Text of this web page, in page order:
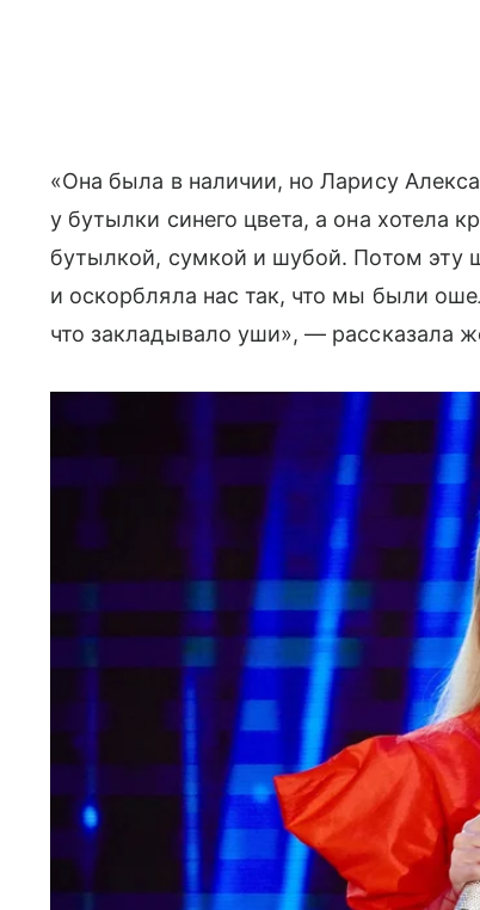
«Она была в наличии, но Ларису
у бутылки синего цвета, а она хотела
бутылкой, сумкой и шубой. Потом эту
и оскорбляла нас так, что мы были
что закладывало уши», — рассказала